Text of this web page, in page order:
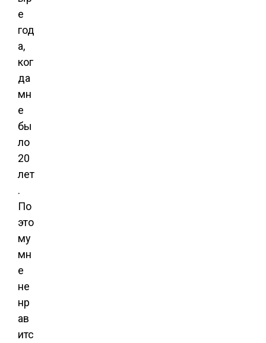
е
год
а,
ког
да
мн
е
бы
ло
20
лет
.
По
это
му
мн
е
не
нр
ав
итс